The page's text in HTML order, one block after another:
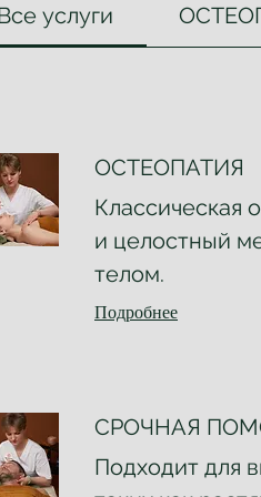
услуги
ОСТЕОПАТИЯ
Классическая
и целостный
телом.
Подробнее
СРОЧНАЯ
Подходит для